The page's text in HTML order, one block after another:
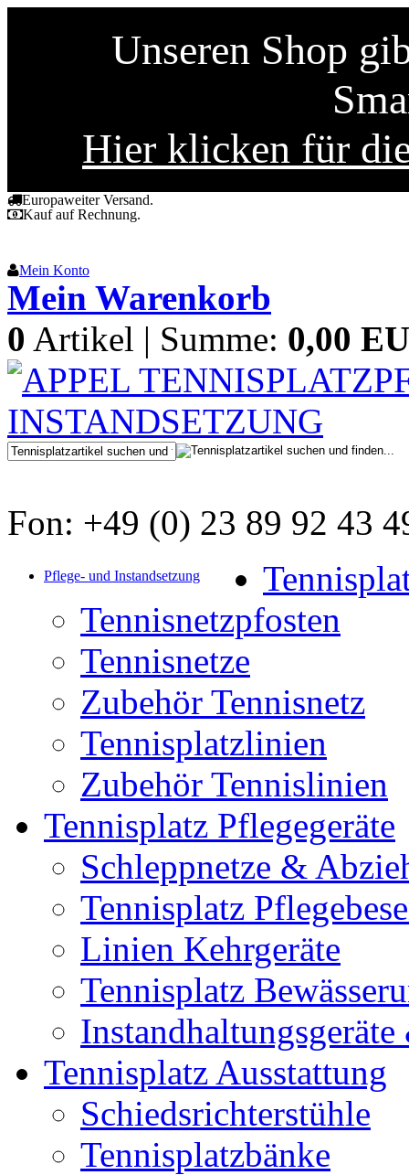
Unseren Shop
Hier klicken für
Europaweiter Versand.
Kauf auf Rechnung.
Mein Konto
Mein Warenkorb
0 Artikel | Summe: 0,00
Fon: +49 (0) 23 89 92 43
Pflege- und Instandsetzung
Tennisnetzpfosten
Tennisnetze
Zubehör Tennisnetz
Tennisplatzlinien
Zubehör Tennislinien
Tennisplatz Pflegegeräte
Schleppnetze &
Tennisplatz
Linien Kehrgeräte
Tennisplatz
Tennisplatz Ausstattung
Schiedsrichterstühle
Tennisplatzbänke